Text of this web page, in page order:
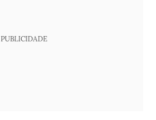
PUBLICIDADE